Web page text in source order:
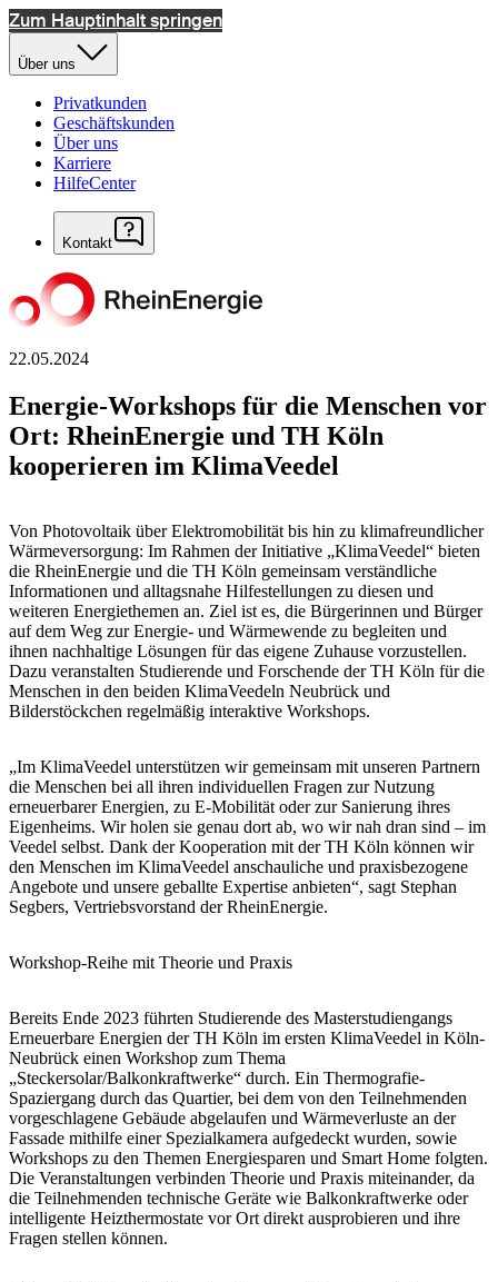
Zum Hauptinhalt springen
Über uns
Privatkunden
Geschäftskunden
Über uns
Karriere
HilfeCenter
Kontakt
22.05.2024
Energie-Workshops für die Menschen vor
Ort: RheinEnergie und TH Köln
kooperieren im KlimaVeedel
Von Photovoltaik über Elektromobilität bis hin zu klimafreundlicher
Wärmeversorgung: Im Rahmen der Initiative „KlimaVeedel“ bieten
die RheinEnergie und die TH Köln gemeinsam verständliche
Informationen und alltagsnahe Hilfestellungen zu diesen und
weiteren Energiethemen an. Ziel ist es, die Bürgerinnen und Bürger
auf dem Weg zur Energie- und Wärmewende zu begleiten und
ihnen nachhaltige Lösungen für das eigene Zuhause vorzustellen.
Dazu veranstalten Studierende und Forschende der TH Köln für die
Menschen in den beiden KlimaVeedeln Neubrück und
Bilderstöckchen regelmäßig interaktive Workshops.
„Im KlimaVeedel unterstützen wir gemeinsam mit unseren Partnern
die Menschen bei all ihren individuellen Fragen zur Nutzung
erneuerbarer Energien, zu E-Mobilität oder zur Sanierung ihres
Eigenheims. Wir holen sie genau dort ab, wo wir nah dran sind – im
Veedel selbst. Dank der Kooperation mit der TH Köln können wir
den Menschen im KlimaVeedel anschauliche und praxisbezogene
Angebote und unsere geballte Expertise anbieten“, sagt Stephan
Segbers, Vertriebsvorstand der RheinEnergie.
Workshop-Reihe mit Theorie und Praxis
Bereits Ende 2023 führten Studierende des Masterstudiengangs
Erneuerbare Energien der TH Köln im ersten KlimaVeedel in Köln-
Neubrück einen Workshop zum Thema
„Steckersolar/Balkonkraftwerke“ durch. Ein Thermografie-
Spaziergang durch das Quartier, bei dem von den Teilnehmenden
vorgeschlagene Gebäude abgelaufen und Wärmeverluste an der
Fassade mithilfe einer Spezialkamera aufgedeckt wurden, sowie
Workshops zu den Themen Energiesparen und Smart Home folgten.
Die Veranstaltungen verbinden Theorie und Praxis miteinander, da
die Teilnehmenden technische Geräte wie Balkonkraftwerke oder
intelligente Heizthermostate vor Ort direkt ausprobieren und ihre
Fragen stellen können.